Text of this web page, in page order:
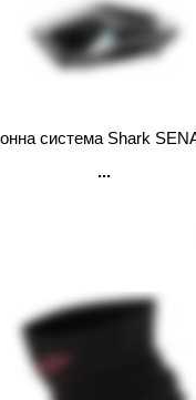
система Shark